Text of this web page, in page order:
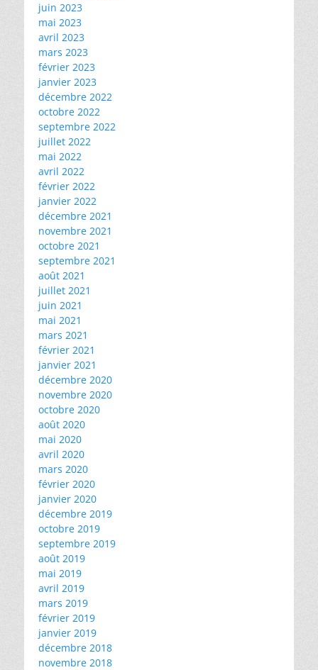
juin 2023
mai 2023
avril 2023
mars 2023
février 2023
janvier 2023
décembre 2022
octobre 2022
septembre 2022
juillet 2022
mai 2022
avril 2022
février 2022
janvier 2022
décembre 2021
novembre 2021
octobre 2021
septembre 2021
août 2021
juillet 2021
juin 2021
mai 2021
mars 2021
février 2021
janvier 2021
décembre 2020
novembre 2020
octobre 2020
août 2020
mai 2020
avril 2020
mars 2020
février 2020
janvier 2020
décembre 2019
octobre 2019
septembre 2019
août 2019
mai 2019
avril 2019
mars 2019
février 2019
janvier 2019
décembre 2018
novembre 2018